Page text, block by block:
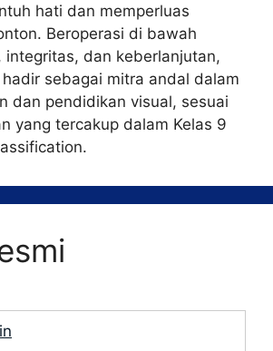
hati dan memperluas
Beroperasi di bawah
integritas, dan keberlanjutan,
sebagai mitra andal dalam
dan pendidikan visual, sesuai
yang tercakup dalam Kelas 9